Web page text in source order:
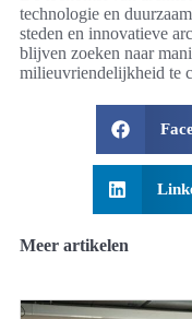
technologie en
steden en innovatieve
blijven zoeken naar
milieuvriendelijkheid te
Meer artikelen